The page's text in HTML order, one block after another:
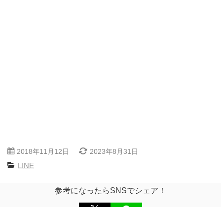
2018年11月12日 2023年8月31日
LINE
参考になったらSNSでシェア！